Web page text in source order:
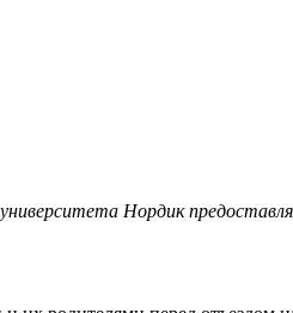
Нордик